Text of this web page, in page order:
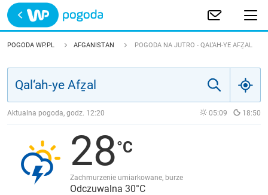
Trwa ładowanie
POLSKA
JAKOŚĆ POWIETRZA
POGODA WP.PL AFGANISTAN POGODA NA JUTRO - QAL‘AH-YE AFẔAL
Aktualna pogoda, godz. 12:20 05:09 18:50
28
Zachmurzenie umiarkowane, burze
Odczuwalna 30°C